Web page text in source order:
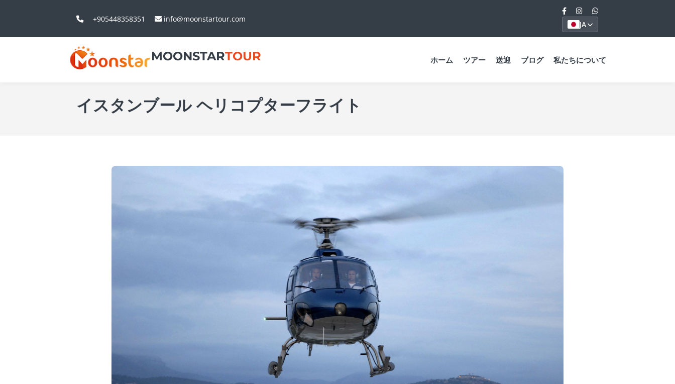
+905448358351 info@moonstartour.com
JA
MOONSTARTOUR ホーム ツアー 送迎 ブログ 私たちについて
イスタンブール ヘリコプターフライト